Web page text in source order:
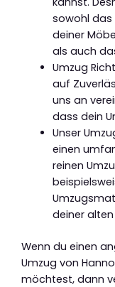
sowohl das
deiner
als auch
Umzug
auf
uns an
dass dein
Unser
einen
reinen
deiner
Wenn du einen
Umzug von
möchtest, dann